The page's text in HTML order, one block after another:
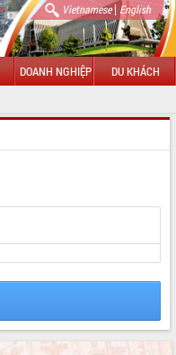
Vietnamese| English
DOANH NGHIỆP DU KHÁCH